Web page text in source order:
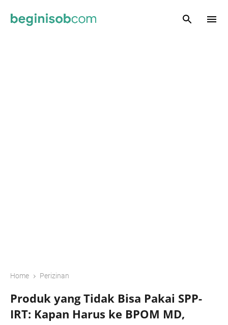
Home › Perizinan
Produk yang Tidak Bisa Pakai SPP-
IRT: Kapan Harus ke BPOM MD,